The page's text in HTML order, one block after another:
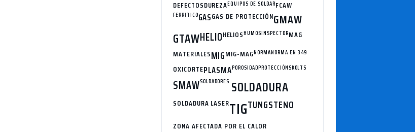
DEFECTOSDUREZAEQUIPOS DE SOLDARFCAW
FERRITICOGASGAS DE PROTECCIÓNGMAW
GTAWHELIOHELIOSHUMOSINSPECTORMAG
MATERIALESMIGMIG-MAGNORMANORMA EN 349
OXICORTEPLASMAPOROSIDADPROTECCIÓNSKOLTS
SMAWSOLDADORES.SOLDADURA
SOLDADURA LASERTIGTUNGSTENO
ZONA AFECTADA POR EL CALOR